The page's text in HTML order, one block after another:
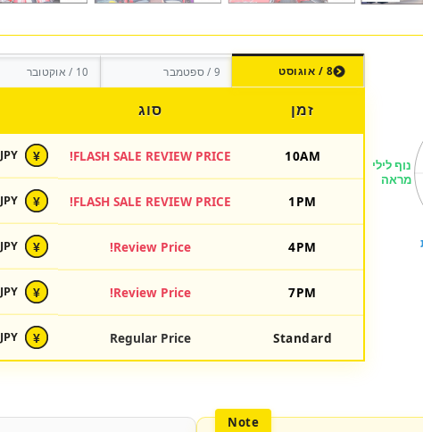
8 / אוגוסט 9 / ספטמבר 10 / אוקטובר
זמן סוג
10AM
FLASH SALE REVIEW PRICE!
¥
JPY
1PM
FLASH SALE REVIEW PRICE!
¥
JPY
4PM
Review Price!
¥
JPY
7PM
Review Price!
¥
JPY
Standard
Regular Price
¥
JPY